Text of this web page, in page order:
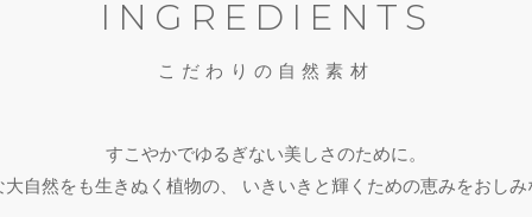
INGREDIENTS
こだわりの自然素材
すこやかでゆるぎない美しさのために。
自然をも生きぬく植物の、
いきいきと輝くための恵みをおしみ